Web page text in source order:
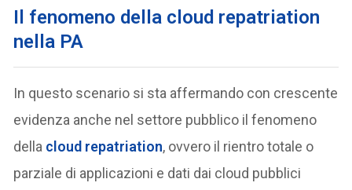
Il fenomeno della cloud repatriation
nella PA
In questo scenario si sta affermando con crescente
evidenza anche nel settore pubblico il fenomeno
della cloud repatriation, ovvero il rientro totale o
parziale di applicazioni e dati dai cloud pubblici